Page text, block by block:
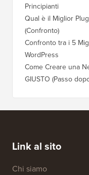
Principianti
Qual è il Miglior
(Confronto)
Confronto tra i 5
WordPress
Come Creare una
GIUSTO (Passo
Link al sito
Chi siamo